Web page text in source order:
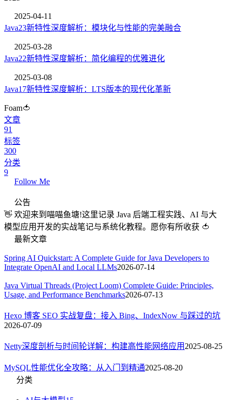
2025-04-11
Java23新特性深度解析：模块化与性能的完美融合
2025-03-28
Java22新特性深度解析：简化编程的优雅进化
2025-03-08
Java17新特性深度解析：LTS版本的现代化革新
Foam🍅
文章
91
标签
300
分类
9
Follow Me
公告
👋 欢迎来到喵喵鱼塘!这里记录 Java 后端工程实践、AI 与大
模型应用开发的实战笔记与系统化教程。愿你有所收获 🍅
最新文章
Spring AI Quickstart: A Complete Guide for Java Developers to
Integrate OpenAI and Local LLMs2026-07-14
Java Virtual Threads (Project Loom) Complete Guide: Principles,
Usage, and Performance Benchmarks2026-07-13
Hexo 博客 SEO 实战复盘：接入 Bing、IndexNow 与踩过的坑
2026-07-09
Netty深度剖析与时间轮详解：构建高性能网络应用 2025-08-25
MySQL性能优化全攻略：从入门到精通2025-08-20
分类